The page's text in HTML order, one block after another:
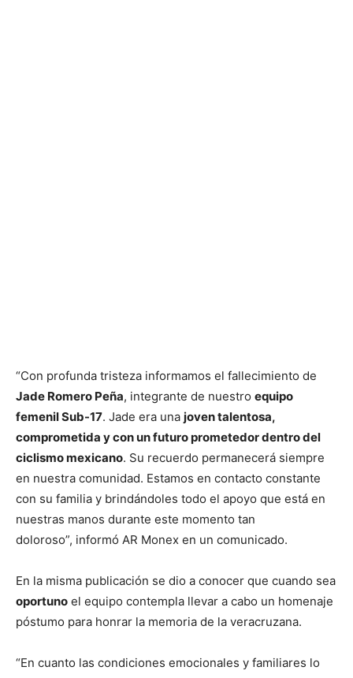
“Con profunda tristeza informamos el fallecimiento de
Jade Romero Peña, integrante de nuestro equipo
femenil Sub-17. Jade era una joven talentosa,
comprometida y con un futuro prometedor dentro del
ciclismo mexicano. Su recuerdo permanecerá siempre
en nuestra comunidad. Estamos en contacto constante
con su familia y brindándoles todo el apoyo que está en
nuestras manos durante este momento tan
doloroso”, informó AR Monex en un comunicado.
En la misma publicación se dio a conocer que cuando sea
oportuno el equipo contempla llevar a cabo un homenaje
póstumo para honrar la memoria de la veracruzana.
“En cuanto las condiciones emocionales y familiares lo